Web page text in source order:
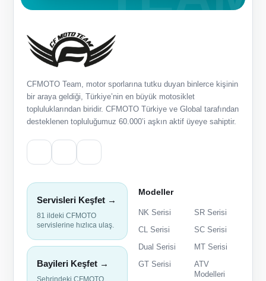
CFMOTO Team, motor sporlarına tutku duyan binlerce kişinin
bir araya geldiği, Türkiye’nin en büyük motosiklet
topluluklarından biridir. CFMOTO Türkiye ve Global tarafından
desteklenen topluluğumuz 60.000’i aşkın aktif üyeye sahiptir.
Servisleri Keşfet →
81 ildeki CFMOTO
servislerine hızlıca ulaş.
Bayileri Keşfet →
Modeller
NK Serisi
SR Serisi
CL Serisi
SC Serisi
Dual Serisi
MT Serisi
GT Serisi
ATV
Modelleri